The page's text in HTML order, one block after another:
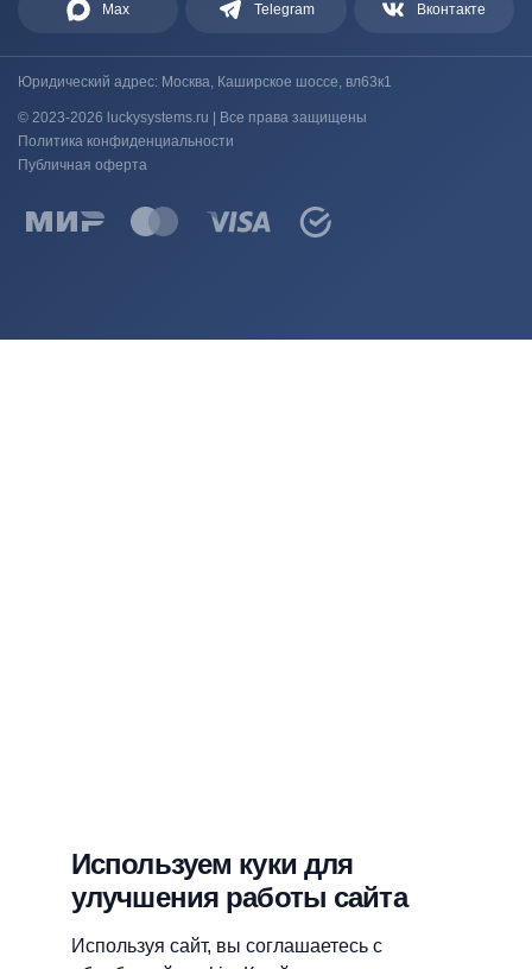
Max Telegram Вконтакте
Юридический адрес: Москва, Каширское шоссе, вл63к1
© 2023-2026 luckysystems.ru | Все права защищены
Политика конфиденциальности
Публичная оферта
Используем куки для
улучшения работы сайта
Используя сайт, вы соглашаетесь с